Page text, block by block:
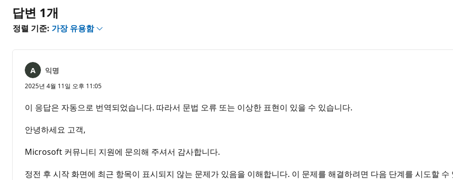
음
답변 1개
정렬 기준: 가장 유용함
익명
2025년 4월 11일 오후 11:05
이 응답은 자동으로 번역되었습니다. 따라서 문법 오류 또는 이상한 표현이 있을 수 있습니다.
안녕하세요 고객,
Microsoft 커뮤니티 지원에 문의해 주셔서 감사합니다.
정전 후 시작 화면에 최근 항목이 표시되지 않는 문제가 있음을 이해합니다. 이 문제를 해결하려면 다음 단계를 시도할 수